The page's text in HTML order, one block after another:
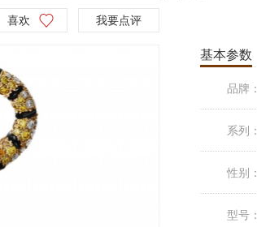
喜欢 我要点评
基本参数
品牌：
系列：
性别：
型号：